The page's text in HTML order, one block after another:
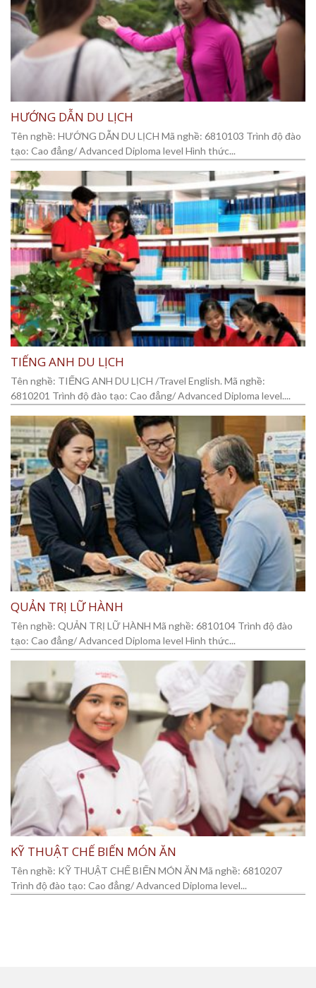
HƯỚNG DẪN DU LỊCH
Tên nghề: HƯỚNG DẪN DU LỊCH Mã nghề: 6810103 Trình độ đào
tạo: Cao đẳng/ Advanced Diploma level Hình thức...
TIẾNG ANH DU LỊCH
Tên nghề: TIẾNG ANH DU LỊCH /Travel English. Mã nghề:
6810201 Trình độ đào tạo: Cao đẳng/ Advanced Diploma level....
QUẢN TRỊ LỮ HÀNH
Tên nghề: QUẢN TRỊ LỮ HÀNH Mã nghề: 6810104 Trình độ đào
tạo: Cao đẳng/ Advanced Diploma level Hình thức...
KỸ THUẬT CHẾ BIẾN MÓN ĂN
Tên nghề: KỸ THUẬT CHẾ BIẾN MÓN ĂN Mã nghề: 6810207
Trình độ đào tạo: Cao đẳng/ Advanced Diploma level...